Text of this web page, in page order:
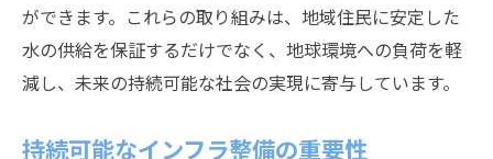
ができます。これらの取り組みは、地域住民に安定した
水の供給を保証するだけでなく、地球環境への負荷を軽
減し、未来の持続可能な社会の実現に寄与しています。
持続可能なインフラ整備の重要性